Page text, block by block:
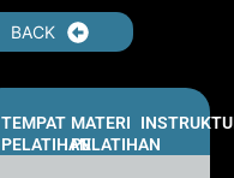
BACK
TEMPAT
PELATIHAN
MATERI
PELATIHAN